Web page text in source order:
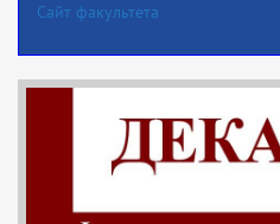
Сайт факультета